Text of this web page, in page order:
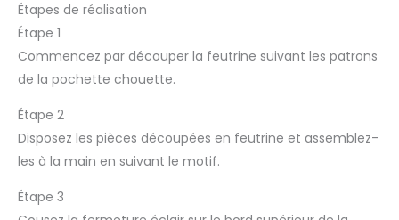
Étapes de réalisation
Étape 1
Commencez par découper la feutrine suivant les patrons
de la pochette chouette.
Étape 2
Disposez les pièces découpées en feutrine et assemblez-
les à la main en suivant le motif.
Étape 3